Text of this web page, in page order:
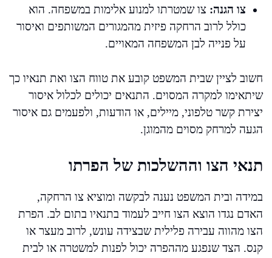
צו הגנה: צו שמטרתו למנוע אלימות במשפחה. הוא
כולל לרוב הרחקה פיזית מהמגורים המשותפים ואיסור
על פנייה לבן המשפחה המאויים.
חשוב לציין שבית המשפט קובע את טווח הצו ואת תנאיו כך
שיתאימו למקרה המסוים. התנאים יכולים לכלול איסור
יצירת קשר טלפוני, מיילים, או הודעות, ולפעמים גם איסור
הגעה למרחק מסוים מהמוגן.
תנאי הצו וההשלכות של הפרתו
במידה ובית המשפט נענה לבקשה ומוציא צו הרחקה,
האדם נגדו הוצא הצו חייב לעמוד בתנאיו בתום לב. הפרת
הצו מהווה עבירה פלילית שבצידה עונש, לרוב מעצר או
קנס. הצד שנפגע מההפרה יכול לפנות למשטרה או לבית